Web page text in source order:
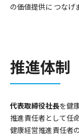
の価値提供に つなげ
推進体制
代表取締役社長を健
推進責任者として任
健康経営推進責任者